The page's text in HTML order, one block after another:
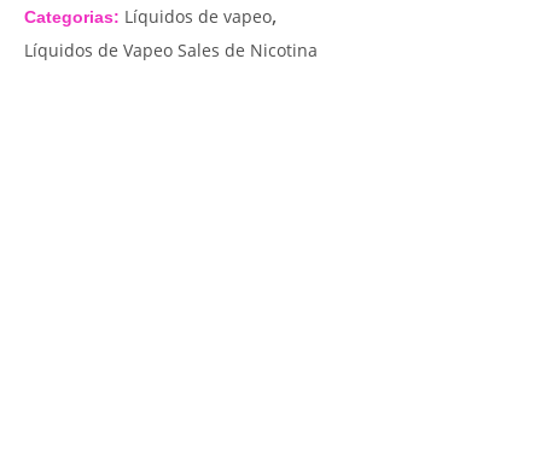
Categorias: Líquidos de vapeo,
Líquidos de Vapeo Sales de Nicotina